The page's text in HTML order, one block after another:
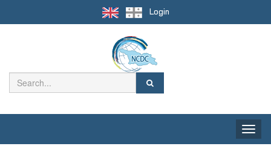
Login
Toggle